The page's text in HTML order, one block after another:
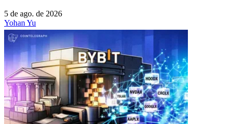
5 de ago. de 2026
Yohan Yu